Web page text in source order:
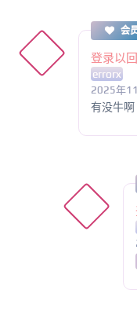
会
登录以
errorx
2025年
有没牛啊